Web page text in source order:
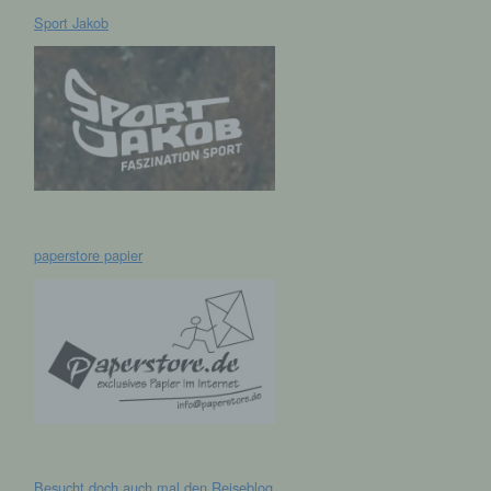
Sport Jakob
paperstore papier